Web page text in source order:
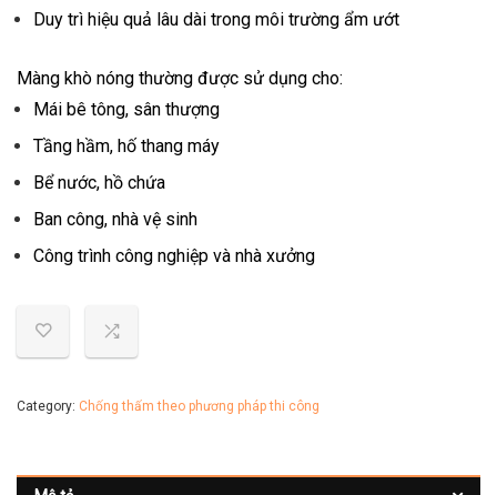
Duy trì hiệu quả lâu dài trong môi trường ẩm ướt
Màng khò nóng thường được sử dụng cho:
Mái bê tông, sân thượng
Tầng hầm, hố thang máy
Bể nước, hồ chứa
Ban công, nhà vệ sinh
Công trình công nghiệp và nhà xưởng
Category: Chống thấm theo phương pháp thi công